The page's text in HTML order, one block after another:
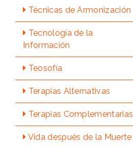
Técnicas de Armonización
Tecnologí­a de la
Información
Teosofí­a
Terapias Alternativas
Terapias Complementarias
Vida después de la Muerte